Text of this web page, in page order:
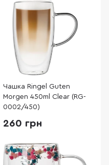
Чашка Ringel Guten
Morgen 450ml Clear (RG-
0002/450)
260 грн